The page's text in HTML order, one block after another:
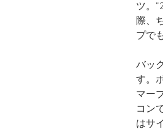
ツ。
際、
プで
バッ
す。
マー
コン
はサ